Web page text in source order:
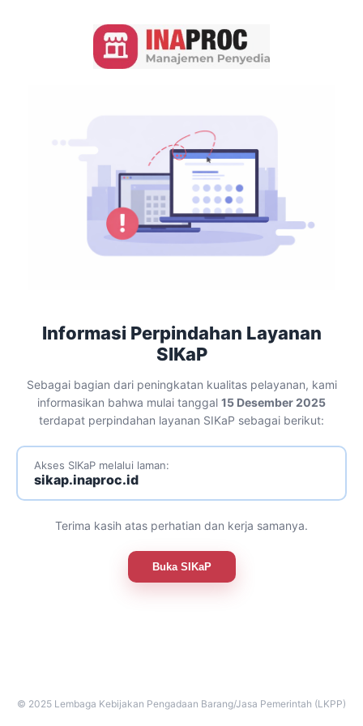
Informasi Perpindahan Layanan
SIKaP
Sebagai bagian dari peningkatan kualitas pelayanan, kami
informasikan bahwa mulai tanggal 15 Desember 2025
terdapat perpindahan layanan SIKaP sebagai berikut:
Akses SIKaP melalui laman:
sikap.inaproc.id
Terima kasih atas perhatian dan kerja samanya.
Buka SIKaP
© 2025 Lembaga Kebijakan Pengadaan Barang/Jasa Pemerintah (LKPP)